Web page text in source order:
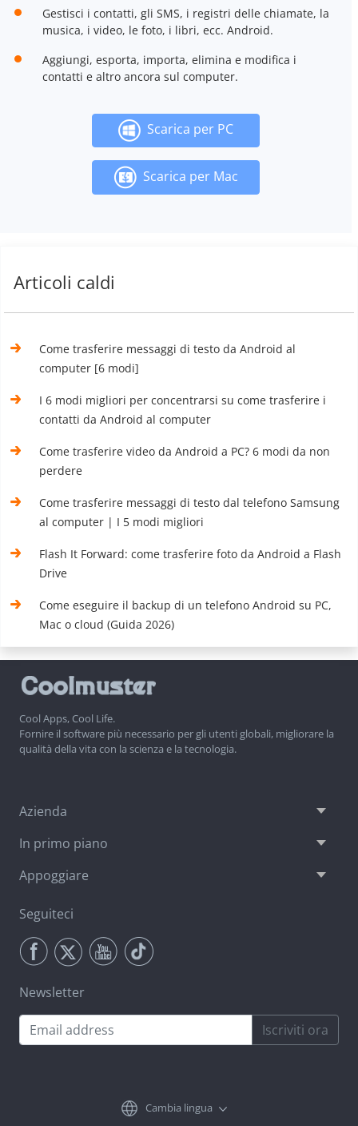
Gestisci i contatti, gli SMS, i registri delle chiamate, la
musica, i video, le foto, i libri, ecc. Android.
Aggiungi, esporta, importa, elimina e modifica i
contatti e altro ancora sul computer.
Scarica per PC
Scarica per Mac
Articoli caldi
Come trasferire messaggi di testo da Android al
computer [6 modi]
I 6 modi migliori per concentrarsi su come trasferire i
contatti da Android al computer
Come trasferire video da Android a PC? 6 modi da non
perdere
Come trasferire messaggi di testo dal telefono Samsung
al computer | I 5 modi migliori
Flash It Forward: come trasferire foto da Android a Flash
Drive
Come eseguire il backup di un telefono Android su PC,
Mac o cloud (Guida 2026)
Cool Apps, Cool Life.
Fornire il software più necessario per gli utenti globali, migliorare la
qualità della vita con la scienza e la tecnologia.
Azienda
In primo piano
Appoggiare
Seguiteci
Newsletter
Iscriviti ora
Cambia lingua